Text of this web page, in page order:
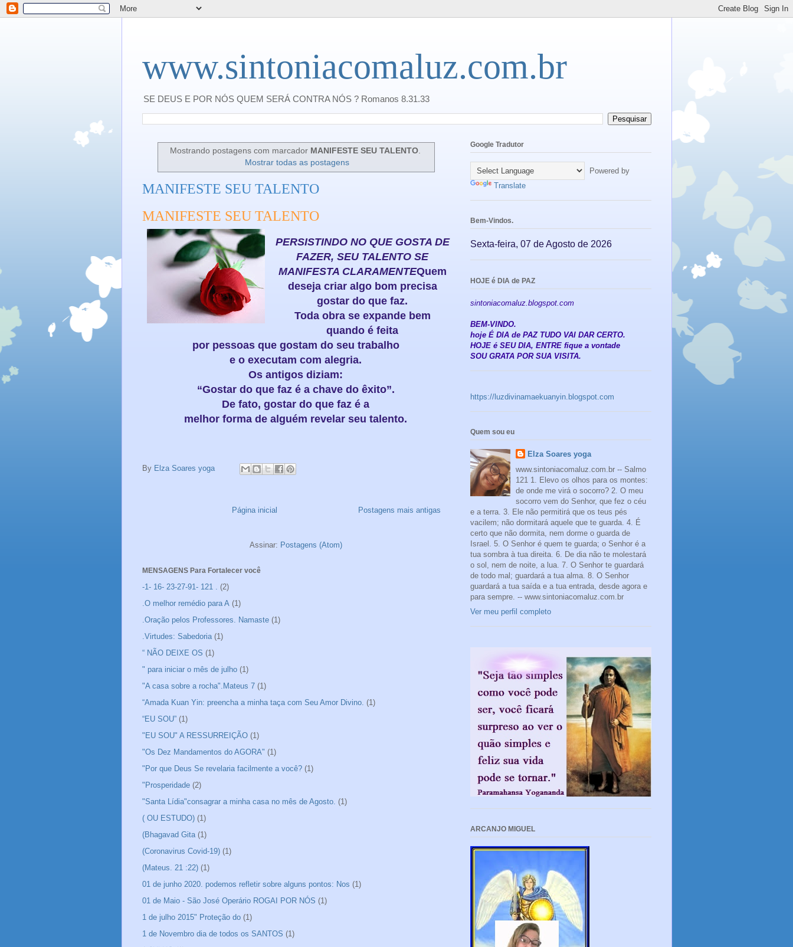
www.sintoniacomaluz.com.br
SE DEUS E POR NÓS QUEM SERÁ CONTRA NÓS ? Romanos 8.31.33
Mostrando postagens com marcador MANIFESTE SEU TALENTO.
Mostrar todas as postagens
MANIFESTE SEU TALENTO
MANIFESTE SEU TALENTO
PERSISTINDO NO QUE GOSTA DE
FAZER, SEU TALENTO SE
MANIFESTA CLARAMENTEQuem
deseja criar algo bom precisa
gostar do que faz.
Toda obra se expande bem
quando é feita
por pessoas que gostam do seu trabalho
e o executam com alegria.
Os antigos diziam:
“Gostar do que faz é a chave do êxito”.
De fato, gostar do que faz é a
melhor forma de alguém revelar seu talento.
By Elza Soares yoga
Postagens mais antigas
Página inicial
Assinar: Postagens (Atom)
MENSAGENS Para Fortalecer você
-1- 16- 23-27-91- 121 .
(2)
.O melhor remédio para A (1)
.Oração pelos Professores. Namaste (1)
.Virtudes: Sabedoria (1)
“ NÃO DEIXE OS (1)
" para iniciar o mês de julho (1)
"A casa sobre a rocha".Mateus 7 (1)
“Amada Kuan Yin: preencha a minha taça com Seu Amor Divino. (1)
“EU SOU” (1)
"EU SOU" A RESSURREIÇÃO (1)
"Os Dez Mandamentos do AGORA" (1)
"Por que Deus Se revelaria facilmente a você? (1)
"Prosperidade (2)
"Santa Lídia"consagrar a minha casa no mês de Agosto. (1)
( OU ESTUDO) (1)
(Bhagavad Gita (1)
(Coronavirus Covid-19) (1)
(Mateus. 21 :22) (1)
01 de junho 2020. podemos refletir sobre alguns pontos: Nos (1)
01 de Maio - São José Operário ROGAI POR NÓS (1)
1 de julho 2015" Proteção do (1)
1 de Novembro dia de todos os SANTOS (1)
Google Tradutor
Powered by
Translate
Bem-Vindos.
Sexta-feira, 07 de Agosto de 2026
HOJE é DIA de PAZ
sintoniacomaluz.blogspot.com
BEM-VINDO.
hoje É DIA de PAZ TUDO VAI DAR CERTO.
HOJE é SEU DIA, ENTRE fique a vontade
SOU GRATA POR SUA VISITA.
https://luzdivinamaekuanyin.blogspot.com
Quem sou eu
Elza Soares yoga
www.sintoniacomaluz.com.br -- Salmo
121 1. Elevo os olhos para os montes:
de onde me virá o socorro? 2. O meu
socorro vem do Senhor, que fez o céu
e a terra. 3. Ele não permitirá que os teus pés
vacilem; não dormitará aquele que te guarda. 4. É
certo que não dormita, nem dorme o guarda de
Israel. 5. O Senhor é quem te guarda; o Senhor é a
tua sombra à tua direita. 6. De dia não te molestará
o sol, nem de noite, a lua. 7. O Senhor te guardará
de todo mal; guardará a tua alma. 8. O Senhor
guardará a tua saída e a tua entrada, desde agora e
para sempre. -- www.sintoniacomaluz.com.br
Ver meu perfil completo
ARCANJO MIGUEL